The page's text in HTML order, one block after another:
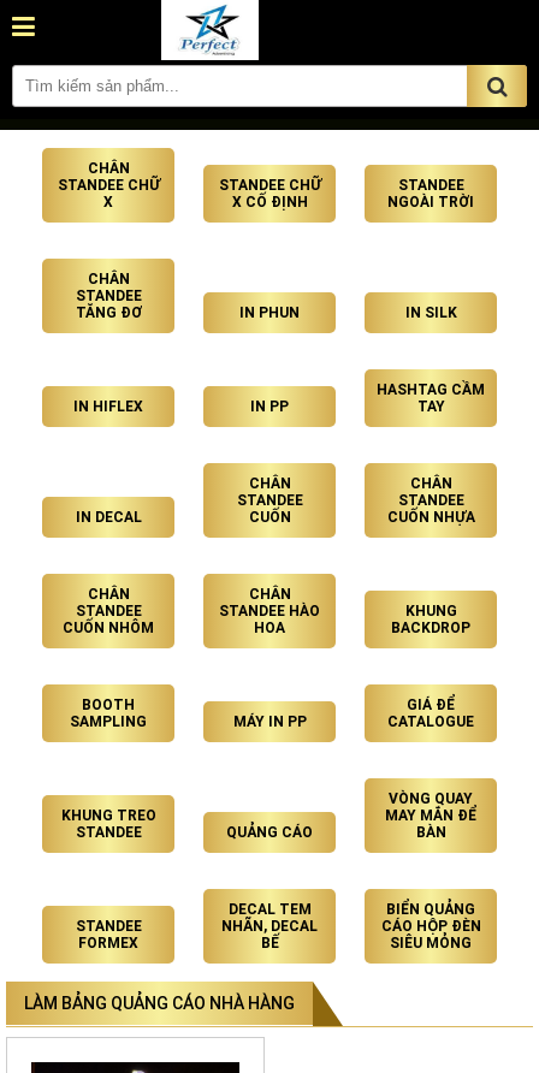
CHÂN
STANDEE CHỮ
X
STANDEE CHỮ
X CỐ ĐỊNH
STANDEE
NGOÀI TRỜI
CHÂN
STANDEE
TĂNG ĐƠ
IN PHUN IN SILK
IN HIFLEX IN PP
HASHTAG CẦM
TAY
IN DECAL
CHÂN
STANDEE
CUỐN
CHÂN
STANDEE
CUỐN NHỰA
CHÂN
STANDEE
CUỐN NHÔM
CHÂN
STANDEE HÀO
HOA
KHUNG
BACKDROP
BOOTH
SAMPLING
MÁY IN PP
GIÁ ĐỂ
CATALOGUE
KHUNG TREO
STANDEE
QUẢNG CÁO
VÒNG QUAY
MAY MẮN ĐỂ
BÀN
STANDEE
FORMEX
DECAL TEM
NHÃN, DECAL
BẾ
BIỂN QUẢNG
CÁO HỘP ĐÈN
SIÊU MỎNG
LÀM BẢNG QUẢNG CÁO NHÀ HÀNG